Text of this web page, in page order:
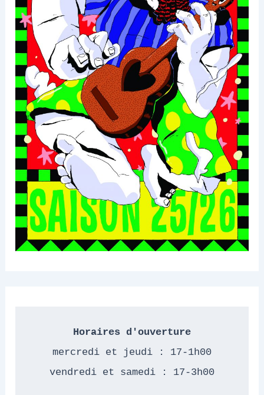
Horaires d'ouverture
mercredi et jeudi : 17-1h00
vendredi et samedi : 17-3h00